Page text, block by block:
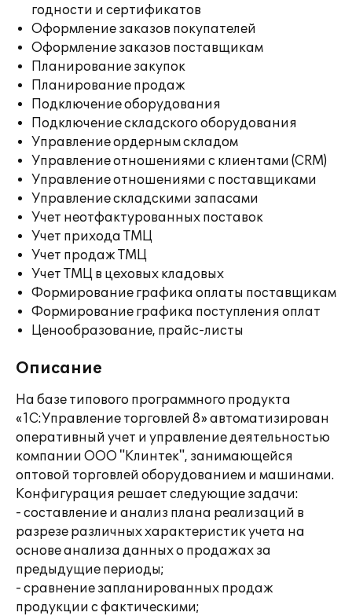
годности и сертификатов
Оформление заказов покупателей
Оформление заказов поставщикам
Планирование закупок
Планирование продаж
Подключение оборудования
Подключение складского оборудования
Управление ордерным складом
Управление отношениями с клиентами (CRM)
Управление отношениями с поставщиками
Управление складскими запасами
Учет неотфактурованных поставок
Учет прихода ТМЦ
Учет продаж ТМЦ
Учет ТМЦ в цеховых кладовых
Формирование графика оплаты поставщикам
Формирование графика поступления оплат
Ценообразование, прайс-листы
Описание
На базе типового программного продукта
«1С:Управление торговлей 8» автоматизирован
оперативный учет и управление деятельностью
компании ООО "Клинтек", занимающейся
оптовой торговлей оборудованием и машинами.
Конфигурация решает следующие задачи:
- составление и анализ плана реализаций в
разрезе различных характеристик учета на
основе анализа данных о продажах за
предыдущие периоды;
- сравнение запланированных продаж
продукции с фактическими;